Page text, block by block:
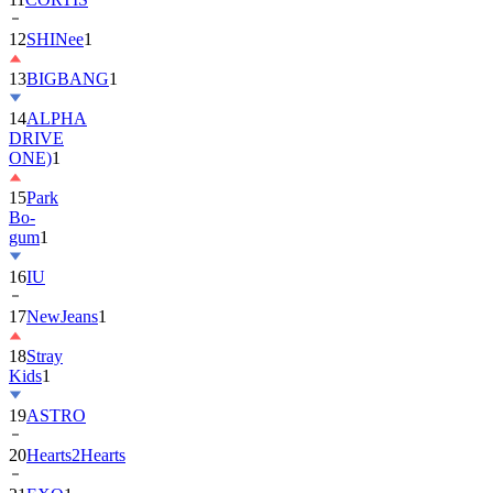
12SHINee1
13BIGBANG1
14ALPHA
DRIVE
ONE)1
15Park
Bo-
gum1
16IU
17NewJeans1
18Stray
Kids1
19ASTRO
20Hearts2Hearts